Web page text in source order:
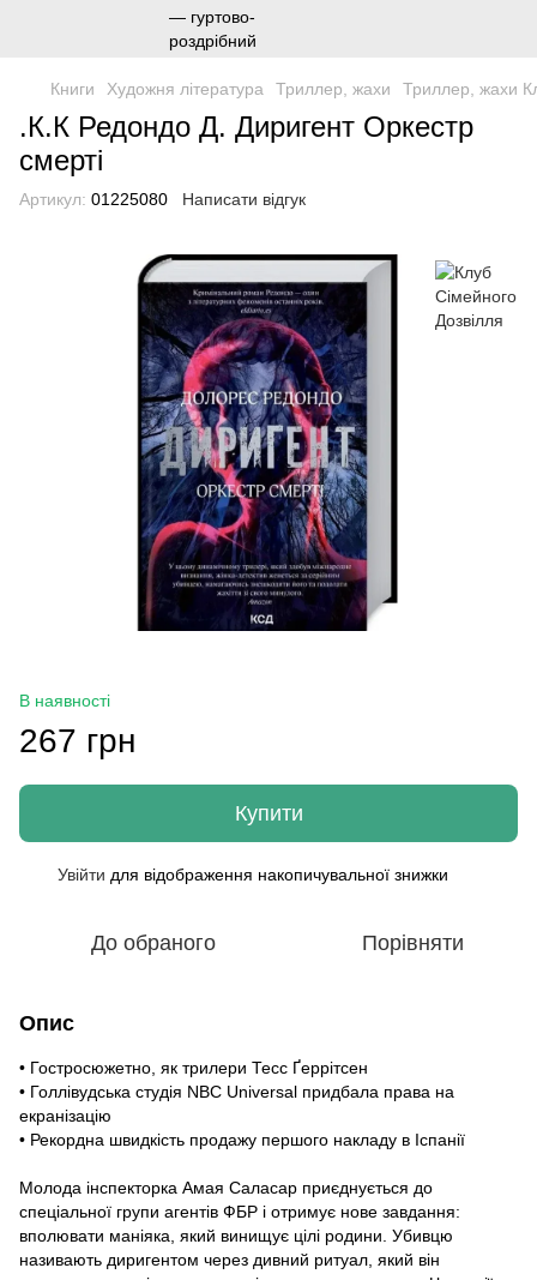
Книги Художня література Триллер, жахи Триллер, жахи
.К.К Редондо Д. Диригент Оркестр
смерті
Артикул: 01225080 Написати відгук
В наявності
267 грн
Купити
Увійти для відображення накопичувальної знижки
До обраного Порівняти
Опис
• Гостросюжетно, як трилери Тесс Ґеррітсен
• Голлівудська студія NBC Universal придбала права на
екранізацію
• Рекордна швидкість продажу першого накладу в Іспанії
Молода інспекторка Амая Саласар приєднується до
спеціальної групи агентів ФБР і отримує нове завдання:
вполювати маніяка, який винищує цілі родини. Убивцю
називають диригентом через дивний ритуал, який він